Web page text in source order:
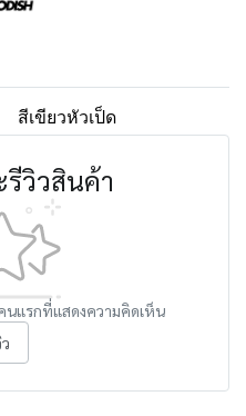
สีเขียวหัวเป็ด
วิวสินค้า
นแรกที่แสดงความคิดเห็น